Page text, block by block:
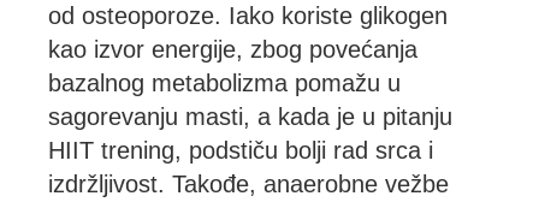
od osteoporoze. Iako koriste glikogen
kao izvor energije, zbog povećanja
bazalnog metabolizma pomažu u
sagorevanju masti, a kada je u pitanju
HIIT trening, podstiču bolji rad srca i
izdržljivost. Takođe, anaerobne vežbe